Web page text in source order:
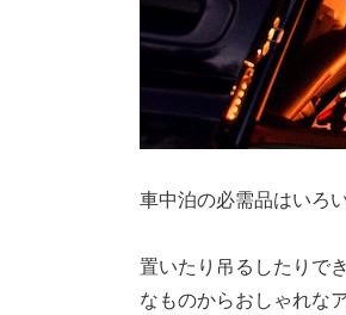
車中泊の必需品はいろ
置いたり吊るしたりで
なものからおしゃれな